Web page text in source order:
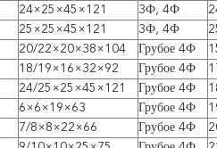
24×25×45×121 3Ф, 4Ф
25×25×45×121 3Ф, 4Ф
20/22×20×38×104 Грубое 4Ф
18/19×16×32×92 Грубое 4Ф
24/25×25×45×121 Грубое 4Ф
6×6×19×63 Грубое 4Ф
7/8×8×22×66 Грубое 4Ф